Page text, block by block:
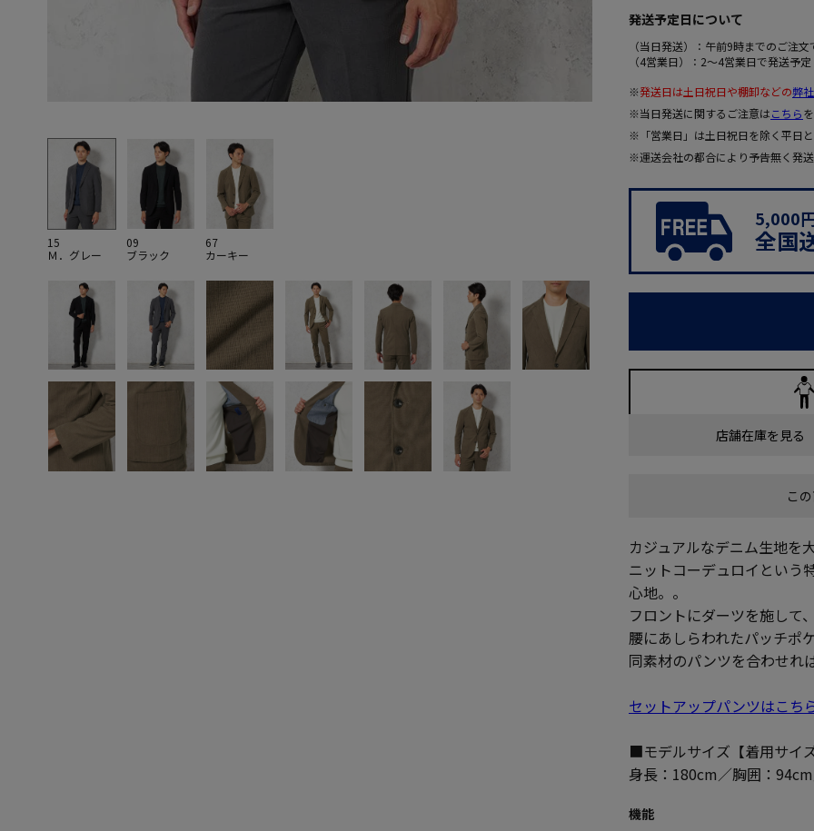
15
Ｍ．グレー
09
ブラック
67
カーキー
発送予定日について
（当日発送）：午前9時までのご注
（4営業日）：2～4営業日で発送予定
※発送日は土日祝日や棚卸などの弊
※当日発送に関するご注意はこちら
※「営業日」は土日祝日を除く平日
※運送会社の都合により予告無く発
5,000
全国
店舗在庫を見る
こ
カジュアルなデニム生地を
ニットコーデュロイという
心地。。
フロントにダーツを施して
腰にあしらわれたパッチポ
同素材のパンツを合わせれ
セットアップパンツはこち
■モデルサイズ【着用サイズ
身長：180cm／胸囲：
機能